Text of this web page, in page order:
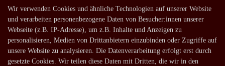
Shop
Lagerverkauf
Zahlungsarten
Versandarten und -kosten
Wir verwenden Cookies und ähnliche Technologien auf unserer Website
und verarbeiten personenbezogene Daten von Besucher:innen unserer
Webseite (z.B. IP-Adresse), um z.B. Inhalte und Anzeigen zu
personalisieren, Medien von Drittanbietern einzubinden oder Zugriffe auf
unsere Website zu analysieren. Die Datenverarbeitung erfolgt erst durch
gesetzte Cookies. Wir teilen diese Daten mit Dritten, die wir in den